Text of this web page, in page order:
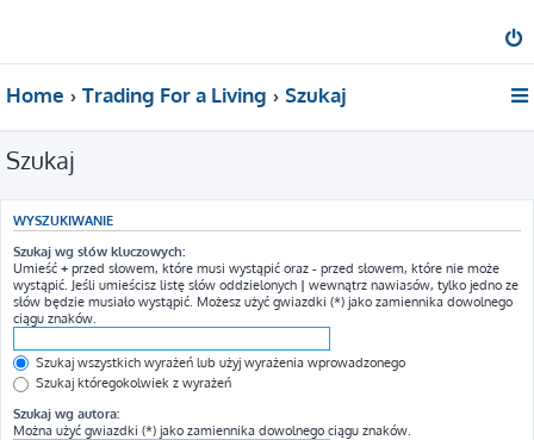
Home Trading For a Living Szukaj
Szukaj
WYSZUKIWANIE
Szukaj wg słów kluczowych:
Umieść + przed słowem, które musi wystąpić oraz - przed słowem, które nie może
wystąpić. Jeśli umieścisz listę słów oddzielonych | wewnątrz nawiasów, tylko jedno ze
słów będzie musiało wystąpić. Możesz użyć gwiazdki (*) jako zamiennika dowolnego
ciągu znaków.
Szukaj wszystkich wyrażeń lub użyj wyrażenia wprowadzonego
Szukaj któregokolwiek z wyrażeń
Szukaj wg autora:
Można użyć gwiazdki (*) jako zamiennika dowolnego ciągu znaków.